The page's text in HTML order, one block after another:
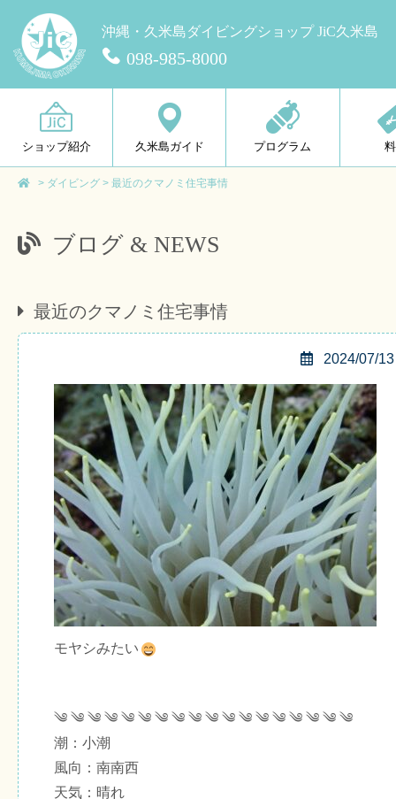
沖縄・久米島ダイビングショップ JiC久米島
098-985-8000
ショップ紹介 久米島ガイド プログラム
> ダイビング > 最近のクマノミ住宅事情
ブログ & NEWS
最近のクマノミ住宅事情
2024/07/13
モヤシみたい
༄ ༄ ༄ ༄ ༄ ༄ ༄ ༄ ༄ ༄ ༄ ༄ ༄ ༄ ༄ ༄ ༄ ༄
潮：小潮
風向：南南西
天気：晴れ